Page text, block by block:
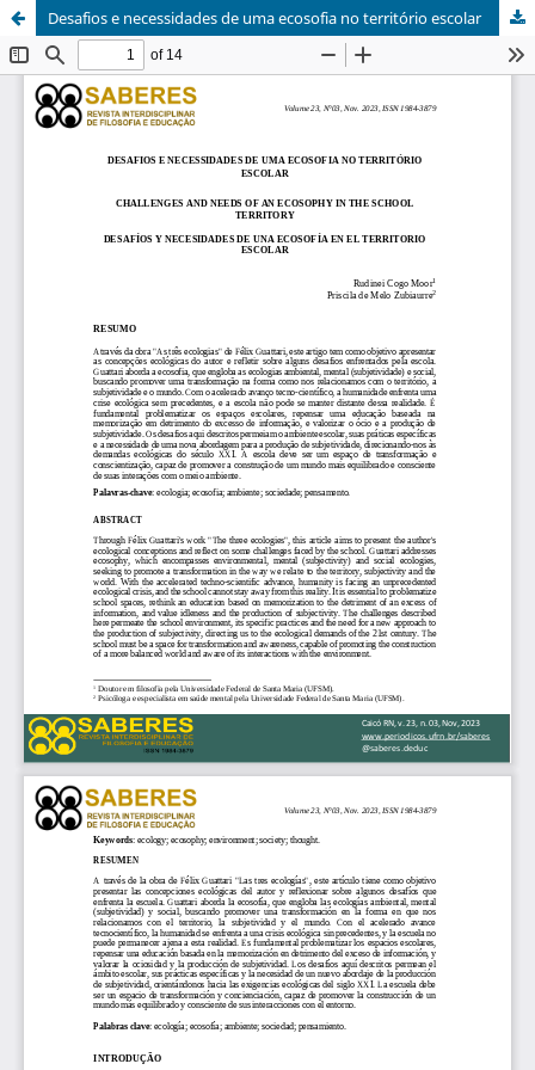
Desafios e necessidades de uma ecosofia no território escolar